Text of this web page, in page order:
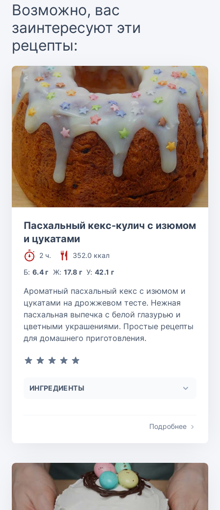
Возможно, вас
заинтересуют эти
рецепты:
Пасхальный кекс-кулич с изюмом
и цукатами
2 ч.
352.0 ккал
Б:6.4 г Ж: 17.8 г У:42.1 г
Ароматный пасхальный кекс с изюмом и
цукатами на дрожжевом тесте. Нежная
пасхальная выпечка с белой глазурью и
цветными украшениями. Простые рецепты
для домашнего приготовления.
ИНГРЕДИЕНТЫ
Подробнее